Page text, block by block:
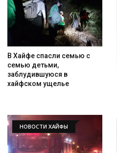
В Хайфе спасли семью с
семью детьми,
заблудившуюся в
хайфском ущелье
НОВОСТИ ХАЙФЫ